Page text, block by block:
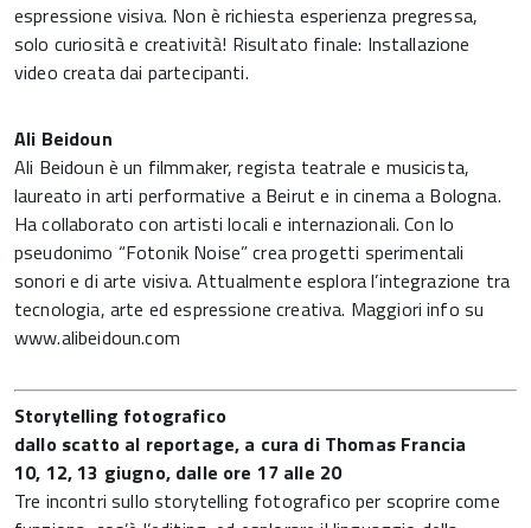
espressione visiva. Non è richiesta esperienza pregressa,
solo curiosità e creatività! Risultato finale: Installazione
video creata dai partecipanti.
Ali Beidoun
Ali Beidoun è un filmmaker, regista teatrale e musicista,
laureato in arti performative a Beirut e in cinema a Bologna.
Ha collaborato con artisti locali e internazionali. Con lo
pseudonimo “Fotonik Noise” crea progetti sperimentali
sonori e di arte visiva. Attualmente esplora l’integrazione tra
tecnologia, arte ed espressione creativa. Maggiori info su
www.alibeidoun.com
Storytelling fotografico
dallo scatto al reportage, a cura di Thomas Francia
10, 12, 13 giugno, dalle ore 17 alle 20
Tre incontri sullo storytelling fotografico per scoprire come